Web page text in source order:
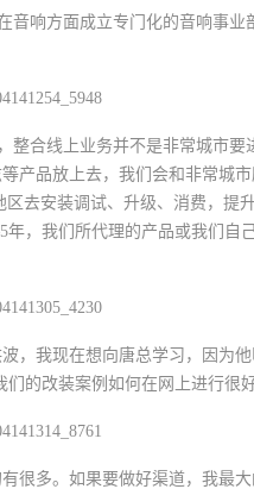
方面成立专门化的音响事业
线上业务并不是非常城市要
产品放上去，我们会和非常城
去安装调试、升级、消费，提
，我们所代理的产品或我们自
我现在想向唐总学习，因为他
的改装案例如何在网上进行很好
多。如果要做好渠道，我最大